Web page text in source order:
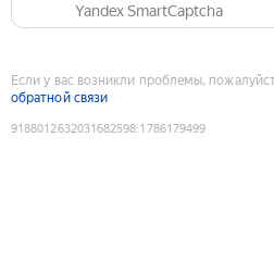
Yandex SmartCaptcha
Если у вас возникли проблемы,
обратной связи
9188012632031682598:1786179499